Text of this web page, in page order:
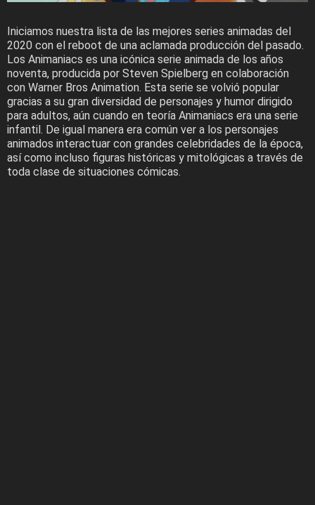
Iniciamos nuestra lista de las mejores series animadas del
2020 con el reboot de una aclamada producción del pasado.
Los Animaniacs es una icónica serie animada de los años
noventa, producida por Steven Spielberg en colaboración
con Warner Bros Animation. Esta serie se volvió popular
gracias a su gran diversidad de personajes y humor dirigido
para adultos, aún cuando en teoría Animaniacs era una serie
infantil. De igual manera era común ver a los personajes
animados interactuar con grandes celebridades de la época,
así como incluso figuras históricas y mitológicas a través de
toda clase de situaciones cómicas.